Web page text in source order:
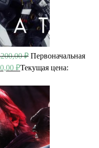
₽ Первоначальная
₽Текущая цена: